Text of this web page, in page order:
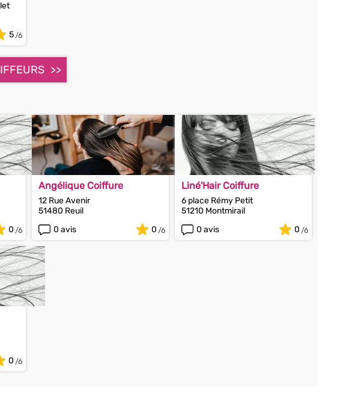
5
0
Angélique Coiffure
12 Rue Avenir
51480 Reuil
0 avis
0
Liné'Hair Coiffure
6 place Rémy Petit
51210 Montmirail
0 avis
0
0